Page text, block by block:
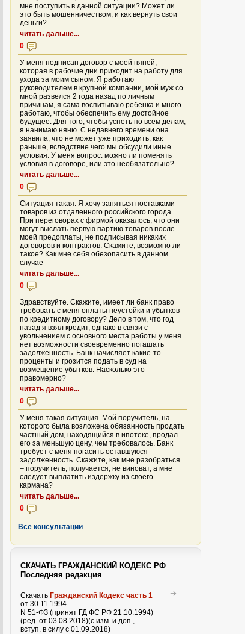
мне поступить в данной ситуации? Может ли
это быть мошенничеством, и как вернуть свои
деньги?
читать дальше...
0
У меня подписан договор с моей няней,
которая в рабочие дни приходит на работу для
ухода за моим сыном. Я работаю
руководителем в крупной компании, мой муж со
мной развелся 2 года назад по личным
причинам, я сама воспитываю ребенка и много
работаю, чтобы обеспечить ему достойное
будущее. Для того, чтобы успеть по всем делам,
я нанимаю няню. С недавнего времени она
заявила, что не может уже приходить, как
раньше, вследствие чего мы обсудили иные
условия. У меня вопрос: можно ли поменять
условия в договоре, или это необязательно?
читать дальше...
0
Ситуация такая. Я хочу заняться поставками
товаров из отдаленного российского города.
При переговорах с фирмой оказалось, что они
могут выслать первую партию товаров после
моей предоплаты, не подписывая никаких
договоров и контрактов. Скажите, возможно ли
такое? Как мне себя обезопасить в данном
случае
читать дальше...
0
Здравствуйте. Скажите, имеет ли банк право
требовать с меня оплаты неустойки и убытков
по кредитному договору? Дело в том, что год
назад я взял кредит, однако в связи с
увольнением с основного места работы у меня
нет возможности своевременно погашать
задолженность. Банк начисляет какие-то
проценты и грозится подать в суд на
возмещение убытков. Насколько это
правомерно?
читать дальше...
0
У меня такая ситуация. Мой поручитель, на
которого была возложена обязанность продать
частный дом, находящийся в ипотеке, продал
его за меньшую цену, чем требовалось. Банк
требует с меня погасить оставшуюся
задолженность. Скажите, как мне разобраться
– поручитель, получается, не виноват, а мне
следует выплатить издержку из своего
кармана?
читать дальше...
0
Все консультации
СКАЧАТЬ ГРАЖДАНСКИЙ КОДЕКС РФ
Последняя редакция
Скачать Гражданский Кодекс часть 1
от 30.11.1994
N 51-ФЗ (принят ГД ФС РФ 21.10.1994)
(ред. от 03.08.2018)(с изм. и доп.,
вступ. в силу с 01.09.2018)